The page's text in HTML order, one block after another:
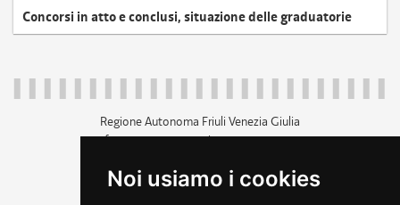
Noi usiamo i cookies
Concorsi in atto e conclusi, situazione delle graduatorie
Regione Autonoma Friuli Venezia Giulia
c.f. 80014930327; p.iva 00526040324
+39 040 3771111